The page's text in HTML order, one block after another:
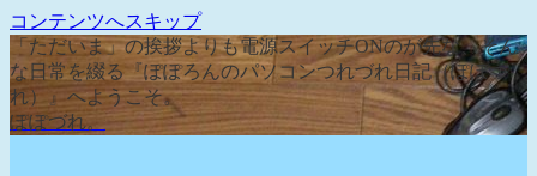
コンテンツへスキップ
「ただいま」の挨拶よりも電源スイッチONのが先な、そん
な日常を綴る『ぽぽろんのパソコンつれづれ日記（ぽぽづ
れ）』へようこそ。
ぽぽづれ。